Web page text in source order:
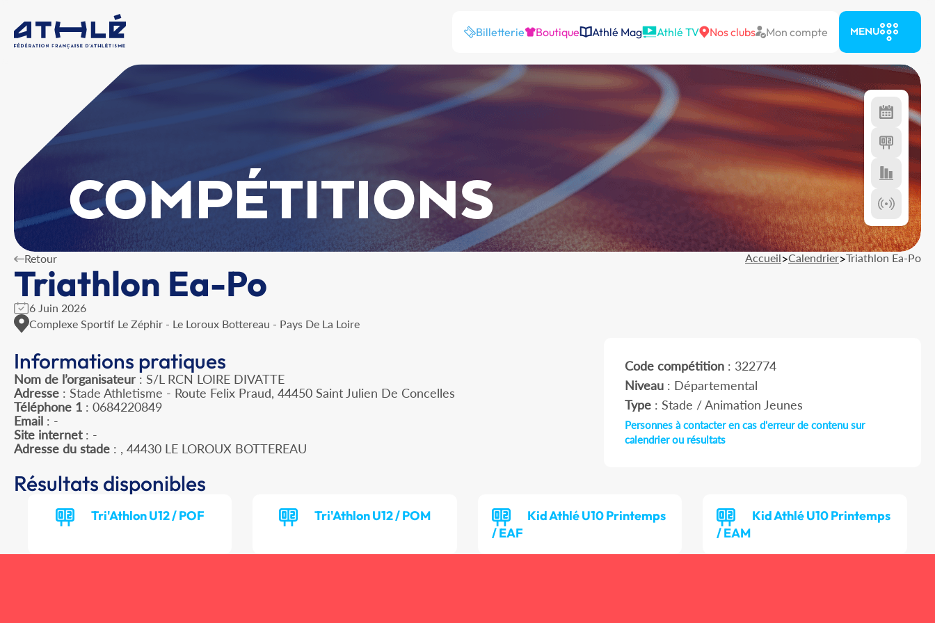
Billetterie Boutique Athlé Mag Athlé TV Nos clubs Mon compte MENU
COMPÉTITIONS
Retour Accueil>Calendrier>Triathlon Ea-Po
Triathlon Ea-Po
6 Juin 2026
Complexe Sportif Le Zéphir - Le Loroux Bottereau - Pays De La Loire
Informations pratiques
Nom de l’organisateur : S/L RCN LOIRE DIVATTE
Adresse : Stade Athletisme - Route Felix Praud, 44450 Saint Julien De Concelles
Téléphone 1 : 0684220849
Email : -
Site internet: -
Adresse du stade : , 44430 LE LOROUX BOTTEREAU
Code compétition: 322774
Niveau: Départemental
Type: Stade / Animation Jeunes
Personnes à contacter en cas d'erreur de contenu sur
calendrier ou résultats
Résultats disponibles
Tri'Athlon U12 / POF Tri'Athlon U12 / POM
Kid Athlé U10 Printemps
/ EAF
Kid Athlé U10 Printemps
/ EAM